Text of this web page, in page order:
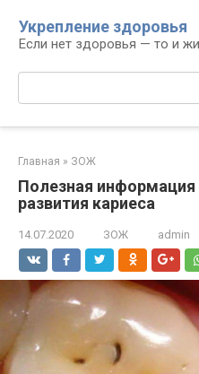
контенту
Укрепление здоровья
Если нет здоровья — то и
Поиск:
Главная » ЗОЖ
Полезная информация
развития кариеса
14.07.2020 ЗОЖ admin